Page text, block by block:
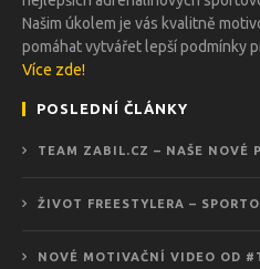
Našim úkolem je vás kvalitně
pomáhat vytvářet lepší podmínky
Více zde!
POSLEDNÍ ČLÁNKY
TEAM ZABIL.CZ – NAŠE NOVÉ
ŽIVOT FREESTYLERA –
NOVÉ MOTIVAČNÍ VIDEO OD